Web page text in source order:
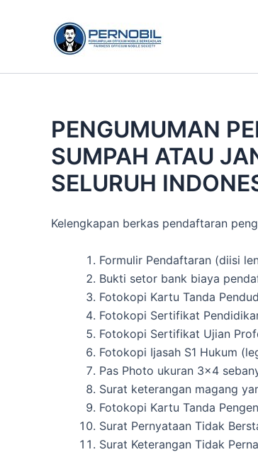
PENGUMUMAN
SUMPAH ATAU
SELURUH
Kelengkapan berkas pendaftaran
Formulir Pendaftaran (diisi
Bukti setor bank biaya
Fotokopi Kartu Tanda
Fotokopi Sertifikat
Fotokopi Sertifikat Ujian
Fotokopi Ijasah S1 Hukum
Pas Photo ukuran 3×4
Surat keterangan magang
Fotokopi Kartu Tanda
Surat Pernyataan Tidak
Surat Keterangan Tidak